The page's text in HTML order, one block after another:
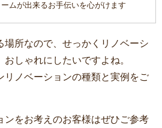
ームが出来るお手伝いを心がけます
場所なので、せっかくリノベーシ
しゃれにしたいですよね。
リノベーションの種類と実例をご
ンをお考えのお客様はぜひご参考